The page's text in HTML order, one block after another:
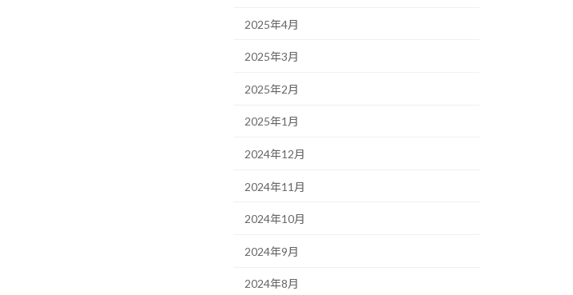
2025年4月
2025年3月
2025年2月
2025年1月
2024年12月
2024年11月
2024年10月
2024年9月
2024年8月